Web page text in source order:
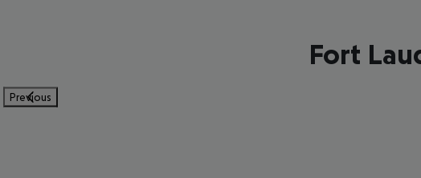
Fort
Previous